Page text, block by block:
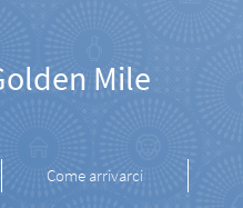
Mile
Come arrivarci